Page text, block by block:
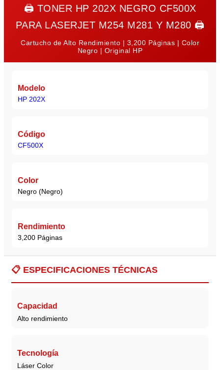
🖨️ TONER HP 202X NEGRO CF500X
PARA LASERJET M254 M281 Y M280 🖨️
Cartucho de Alto Rendimiento | 3,200 Páginas | Color
Negro | Original HP
Modelo
HP 202X
Código
CF500X
Color
Negro (Negro)
Rendimiento
3,200 Páginas
📋 ESPECIFICACIONES TÉCNICAS
Capacidad
Alto rendimiento
Tecnología
Láser Color